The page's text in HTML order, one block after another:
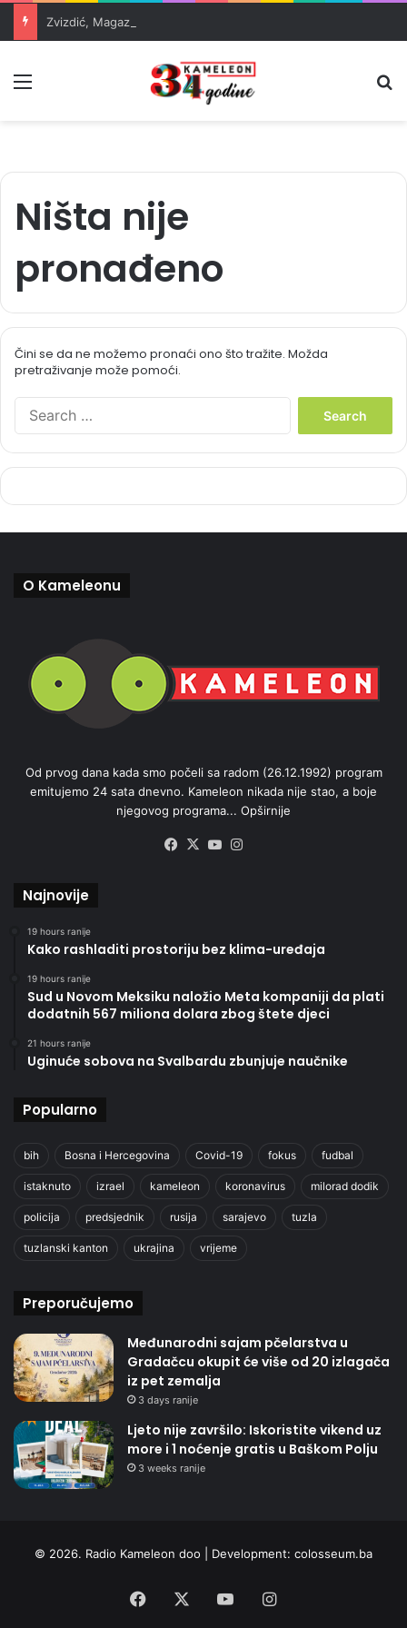
Ništa nije
pronađeno
Čini se da ne možemo pronaći ono što tražite. Možda
pretraživanje može pomoći.
h
O Kameleonu
Od prvog dana kada smo počeli sa radom (26.12.1992) program
emitujemo 24 sata dnevno. Kameleon nikada nije stao, a boje
njegovog programa... Opširnije
Facebook
X YouTube
Najnovije
19 hours ranije
Kako rashladiti prostoriju bez klima-uređaja
19 hours ranije
Sud u Novom Meksiku naložio Meta kompaniji da plati
dodatnih 567 miliona dolara zbog štete djeci
21 hours ranije
Uginuće sobova na Svalbardu zbunjuje naučnike
Popularno
bih Bosna i Hercegovina Covid-19 fokus fudbal
istaknuto izrael kameleon koronavirus milorad dodik
policija predsjednik rusija sarajevo tuzla
tuzlanski kanton ukrajina vrijeme
Preporučujemo
Međunarodni sajam pčelarstva u
Gradačcu okupit će više od 20 izlagača
iz pet zemalja
3 days ranije
Ljeto nije završilo: Iskoristite vikend uz
more i 1 noćenje gratis u Baškom Polju
3 weeks ranije
© 2026. Radio Kameleon doo | Development: colosseum.ba
Facebook YouTubeInstagram